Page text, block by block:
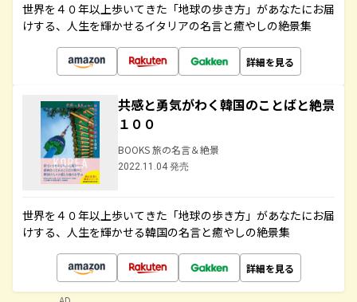
世界を４０年以上歩いてきた「地球の歩き方」があなたにお届
けする、人生を輝かせるイタリアの名言と癒やしの絶景集
詳細を見る
共感と勇気がわく韓国のことばと絶景
１００
BOOKS 旅の名言＆絶景
2022.11.04 発売
世界を４０年以上歩いてきた「地球の歩き方」があなたにお届
けする、人生を輝かせる韓国の名言と癒やしの絶景集
詳細を見る